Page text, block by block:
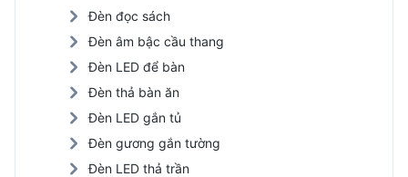
Đèn đọc sách
Đèn âm bậc cầu thang
Đèn LED để bàn
Đèn thả bàn ăn
Đèn LED gắn tủ
Đèn gương gắn tường
Đèn LED thả trần